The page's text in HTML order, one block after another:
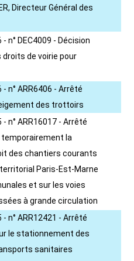
Directeur Général des
n° DEC4009 - Décision
de voirie pour
n° ARR6406 - Arrêté
des trottoirs
n° ARR16017 - Arrêté
la
des chantiers courants
Paris-Est-Marne
et sur les voies
à grande circulation
n° ARR12421 - Arrêté
le stationnement des
sanitaires